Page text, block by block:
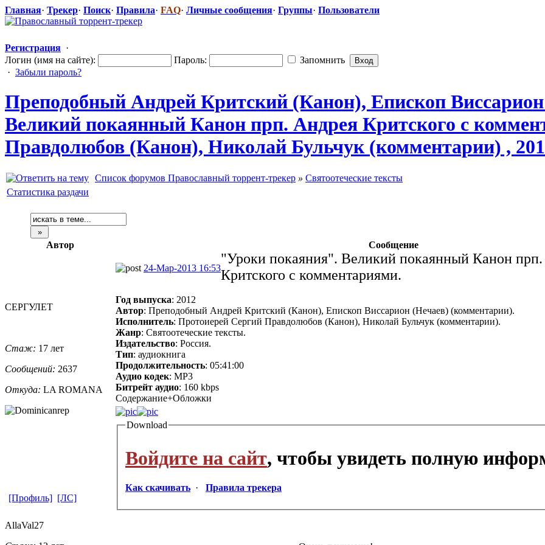
Главная· Трекер· Поиск· Правила· FAQ· Личные сообщения· Группы· Пользователи
Регистрация ·
Логин (имя на сайте):
Пароль:
Запомнить
· Забыли пароль?
Преподобный Андрей Критский (Канон), Епископ
Великий покаянный Канон прп. Андрея Критского с
Правдолюбов (Канон), Николай Бульчук (комментарии) ,
Список форумов Православный торрент-трекер » Святоотеческие тексты
Статистика раздачи
Автор Сообщение
СЕРГУЛЕТ
Стаж: 17 лет
Сообщений: 2637
Откуда: LA ROMANA
24-Мар-2013 16:53
"Уроки покаяния". Великий покаянный Канон
Критского с комментариями.
Год выпуска: 2012
Автор: Преподобный Андрей Критский (Канон), Епископ Виссарион (Нечаев) (комментарии).
Исполнитель: Протоиерей Сергий Правдолюбов (Канон), Николай Бульчук (комментарии).
Жанр: Святоотеческие тексты.
Издательство: Россия.
Тип: аудиокнига
Продолжительность: 05:41:00
Аудио кодек: MP3
Битрейт аудио: 160 kbps
Содержание+Обложки
Download
Войдите на сайт, чтобы увидеть полную
Как скачивать · Правила трекера
[Профиль] [ЛС]
AllaVal27